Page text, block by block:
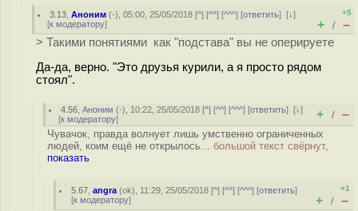
3.13 ,Аноним (-), 05:00, 25/05/2018 [^] [^^] [^^^] [ответить][↓]
[к модератору]
+5
+ / –
> Такими понятиями как "подстава" вы не оперируете
Да-да, верно. "Это друзья курили, а я просто рядом
стоял".
4.56 ,Аноним (-), 10:22, 25/05/2018 [^] [^^] [^^^] [ответить][↓]
[к модератору] + / –
Чувачок, правда волнует лишь умственно ограниченных
людей, коим ещё не открылось... большой текст свёрнут,
показать
5.67 ,angra (ok), 11:29, 25/05/2018 [^] [^^] [^^^] [ответить]
[к модератору]
+1
+ / –